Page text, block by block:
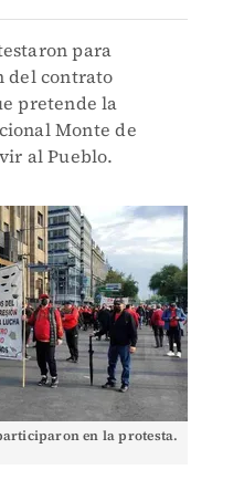
para
del contrato
pretende la
Monte de
al Pueblo.
en la protesta.